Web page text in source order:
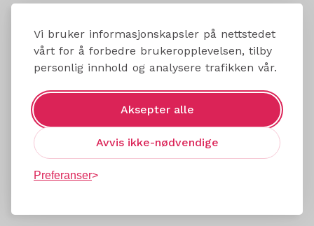
Vi bruker informasjonskapsler på nettstedet
vårt for å forbedre brukeropplevelsen, tilby
personlig innhold og analysere trafikken vår.
Aksepter alle
Avvis ikke-nødvendige
Preferanser